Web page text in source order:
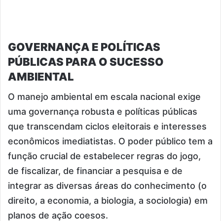
GOVERNANÇA E POLÍTICAS
PÚBLICAS PARA O SUCESSO
AMBIENTAL
O manejo ambiental em escala nacional exige
uma governança robusta e políticas públicas
que transcendam ciclos eleitorais e interesses
econômicos imediatistas. O poder público tem a
função crucial de estabelecer regras do jogo,
de fiscalizar, de financiar a pesquisa e de
integrar as diversas áreas do conhecimento (o
direito, a economia, a biologia, a sociologia) em
planos de ação coesos.